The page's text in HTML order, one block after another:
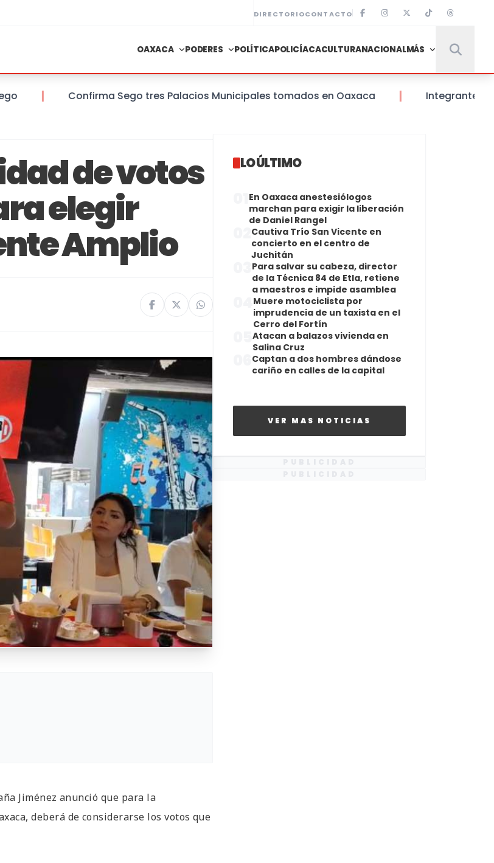
DIRECTORIOCONTACTO
OAXACA PODERES POLÍTICAPOLICÍACACULTURANACIONALMÁS
Confirma Sego tres Palacios Municipales tomados en Oaxaca Integrantes de la
de votos
elegir
Amplio
Jiménez anunció que para la
deberá de considerarse los votos que
LO ÚLTIMO
En Oaxaca anestesiólogos
marchan para exigir la liberación
de Daniel Rangel
Cautiva Trío San Vicente en
concierto en el centro de
Juchitán
Para salvar su cabeza, director
de la Técnica 84 de Etla, retiene
a maestros e impide asamblea
Muere motociclista por
imprudencia de un taxista en el
Cerro del Fortín
Atacan a balazos vivienda en
Salina Cruz
Captan a dos hombres dándose
cariño en calles de la capital
VER MAS NOTICIAS